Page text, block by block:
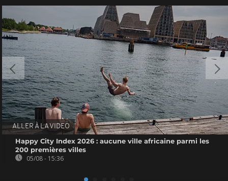
ALLER À LA VIDEO
Happy City Index 2026 : aucune ville africaine parmi les
200 premières villes
05/08 - 15:36